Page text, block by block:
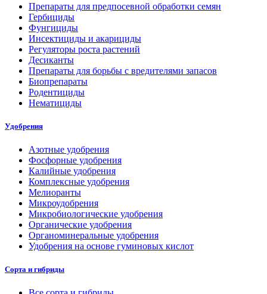
Препараты для предпосевной обработки семян
Гербициды
Фунгициды
Инсектициды и акарициды
Регуляторы роста растений
Десиканты
Препараты для борьбы с вредителями запасов
Биопрепараты
Родентициды
Нематициды
Удобрения
Азотные удобрения
Фосфорные удобрения
Калийные удобрения
Комплексные удобрения
Мелиоранты
Микроудобрения
Микробиологические удобрения
Органические удобрения
Органоминеральные удобрения
Удобрения на основе гуминовых кислот
Сорта и гибриды